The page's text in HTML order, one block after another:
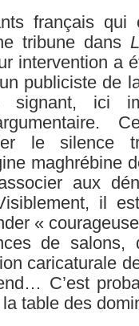
français qui
tribune dans
intervention a
publiciste de
signant, ici
le silence
maghrébine
aux
il
«
de salons,
caricaturale
C’est
table des